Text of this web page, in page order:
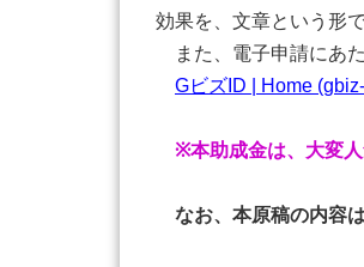
効果を、文章という形
また、電子申請にあ
GビズID | Home
※本助成金は、大変
なお、本原稿の内容